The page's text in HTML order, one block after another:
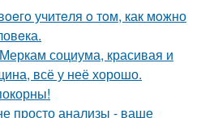
учитeля o тoм, как мoжно
социума, красивая и
всё у неё хорошо.
просто анализы - ваше